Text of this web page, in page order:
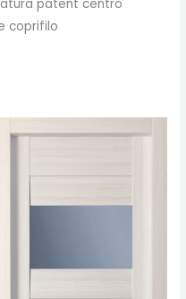
patent centro
coprifilo